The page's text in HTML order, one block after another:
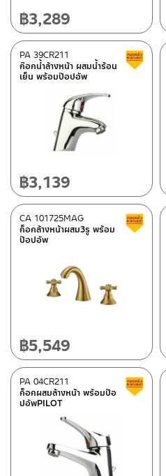
สี
สแตนเลสด้าน
โครเมียมเงา(7)
(1)
สีทอง(2)
หมวดสินค้า
PAINI-fittings(5)
MATT GOLD COLLECTION (2)
REVERSE COLLECTION(1)
สถานะสินค้า
Best Seller สินค้าขายดี
สถานะสินค้าขายปกติ
฿3,289
ก๊อกน้ำล้างหน้า ผสมน้ำร้อน
เย็น พร้อมป๊อปอัพ
PA 39CR211
฿3,139
ก็อกล้างหน้าผสม3รู พร้อม
ป๊อปอัพ
CA 101725MAG
฿5,549
ก็อกผสมล้างหน้า พร้อมป๊อ
ปอัพPILOT
PA 04CR211